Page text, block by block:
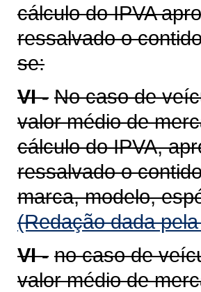
cálculo do IPVA
ressalvado o
se:
VI - No caso de
valor médio de
cálculo do IPVA,
ressalvado o
marca, modelo,
(Redação dada
VI - no caso de
valor médio de